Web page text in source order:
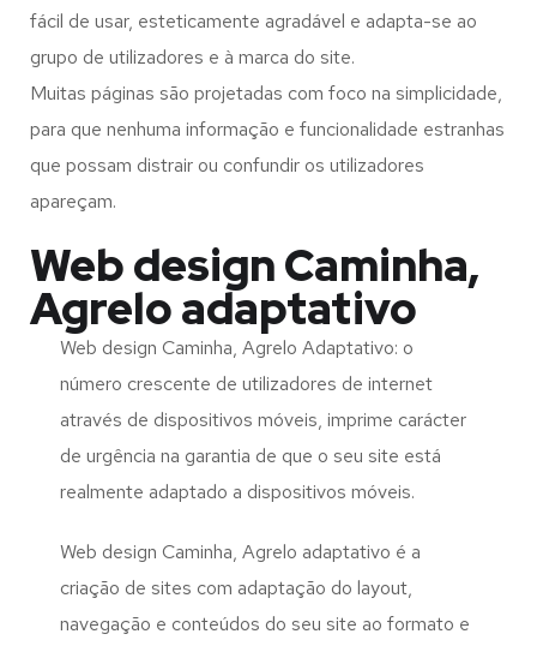
fácil de usar, esteticamente agradável e adapta-se ao
grupo de utilizadores e à marca do site.
Muitas páginas são projetadas com foco na simplicidade,
para que nenhuma informação e funcionalidade estranhas
que possam distrair ou confundir os utilizadores
apareçam.
Web design Caminha,
Agrelo adaptativo
Web design Caminha, Agrelo Adaptativo: o
número crescente de utilizadores de internet
através de dispositivos móveis, imprime carácter
de urgência na garantia de que o seu site está
realmente adaptado a dispositivos móveis.
Web design Caminha, Agrelo adaptativo é a
criação de sites com adaptação do layout,
navegação e conteúdos do seu site ao formato e